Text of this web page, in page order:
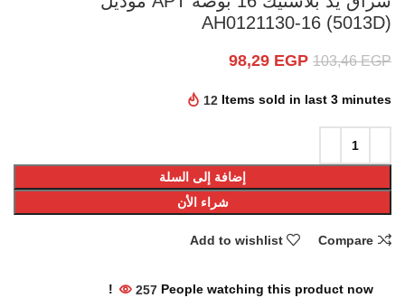
AH0121130-16 (5013D)
103,46EGP
98,29 EGP
12 Items sold in last 3 minutes
إضافة إلى السلة
شراء الأن
Compare
Add to wishlist
257 People watching this product now!